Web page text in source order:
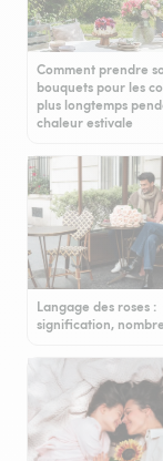
Comment prendre
bouquets pour les
plus longtemps
chaleur estivale
Langage des roses :
signification,